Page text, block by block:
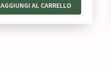
AGGIUNGI AL CARRELLO